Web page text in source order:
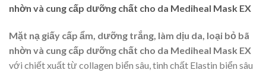
nhờn và cung cấp dưỡng chất cho da Mediheal Mask EX
Mặt nạ giấy cấp ẩm, dưỡng trắng, làm dịu da, loại bỏ bã
nhờn và cung cấp dưỡng chất cho da Mediheal Mask EX
với chiết xuất từ collagen biển sâu, tinh chất Elastin biển sâu